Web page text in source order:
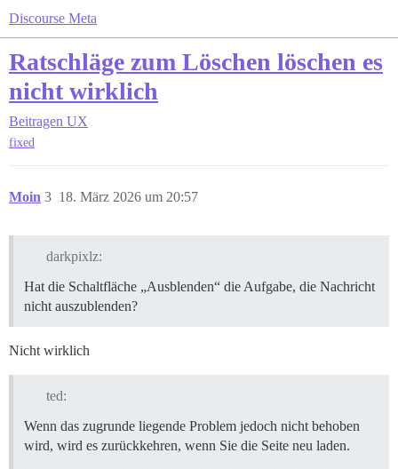
Discourse Meta
Ratschläge zum Löschen löschen es
nicht wirklich
Beitragen UX
fixed
Moin 18. März 2026 um 20:57
3
darkpixlz:
Hat die Schaltfläche „Ausblenden“ die Aufgabe, die Nachricht
nicht auszublenden?
Nicht wirklich
ted:
Wenn das zugrunde liegende Problem jedoch nicht behoben
wird, wird es zurückkehren, wenn Sie die Seite neu laden.